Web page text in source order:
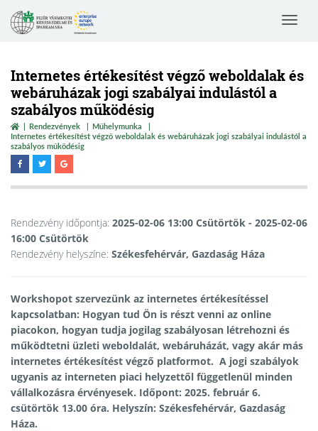
Toggle
Internetes értékesítést végző weboldalak és
webáruházak jogi szabályai indulástól a
szabályos működésig
Rendezvények
Műhelymunka
Internetes értékesítést végző weboldalak és webáruházak jogi szabályai indulástól a
szabályos működésig
Rendezvény időpontja: 2025-02-06 13:00 Csütörtök - 2025-02-06
16:00 Csütörtök
Rendezvény helyszíne: Székesfehérvár, Gazdaság Háza
Workshopot szervezünk az internetes értékesítéssel
kapcsolatban: Hogyan tud Ön is részt venni az online
piacokon, hogyan tudja jogilag szabályosan létrehozni és
működtetni üzleti weboldalát, webáruházát, vagy akár más
internetes értékesítést végző platformot. A jogi szabályok
ugyanis az interneten piaci helyzettől függetlenül minden
vállalkozásra érvényesek. Időpont: 2025. február 6.
csütörtök 13.00 óra. Helyszín: Székesfehérvár, Gazdaság
Háza.